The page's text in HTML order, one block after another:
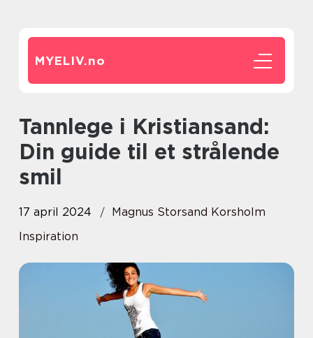
MYELIV.no
Tannlege i Kristiansand:
Din guide til et strålende
smil
17 april 2024
Magnus Storsand Korsholm
Inspiration